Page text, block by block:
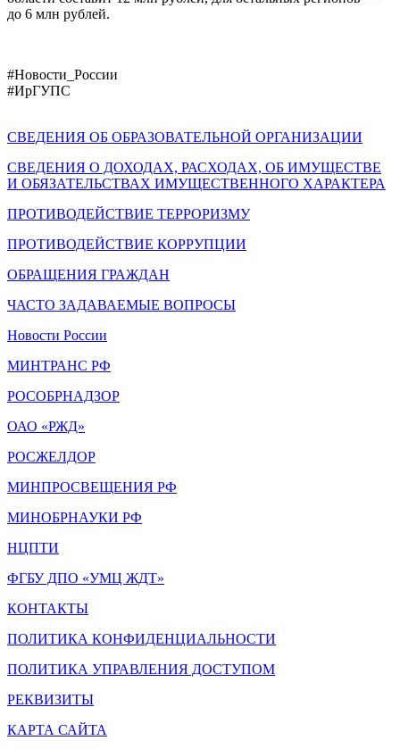
до 6 млн рублей.
#Новости_России
#ИрГУПС
СВЕДЕНИЯ ОБ ОБРАЗОВАТЕЛЬНОЙ ОРГАНИЗАЦИИ
СВЕДЕНИЯ О ДОХОДАХ, РАСХОДАХ, ОБ ИМУЩЕСТВЕ
И ОБЯЗАТЕЛЬСТВАХ ИМУЩЕСТВЕННОГО ХАРАКТЕРА
ПРОТИВОДЕЙСТВИЕ ТЕРРОРИЗМУ
ПРОТИВОДЕЙСТВИЕ КОРРУПЦИИ
ОБРАЩЕНИЯ ГРАЖДАН
ЧАСТО ЗАДАВАЕМЫЕ ВОПРОСЫ
Новости России
МИНТРАНС РФ
РОСОБРНАДЗОР
ОАО «РЖД»
РОСЖЕЛДОР
МИНПРОСВЕЩЕНИЯ РФ
МИНОБРНАУКИ РФ
НЦПТИ
ФГБУ ДПО «УМЦ ЖДТ»
КОНТАКТЫ
ПОЛИТИКА КОНФИДЕНЦИАЛЬНОСТИ
ПОЛИТИКА УПРАВЛЕНИЯ ДОСТУПОМ
РЕКВИЗИТЫ
КАРТА САЙТА